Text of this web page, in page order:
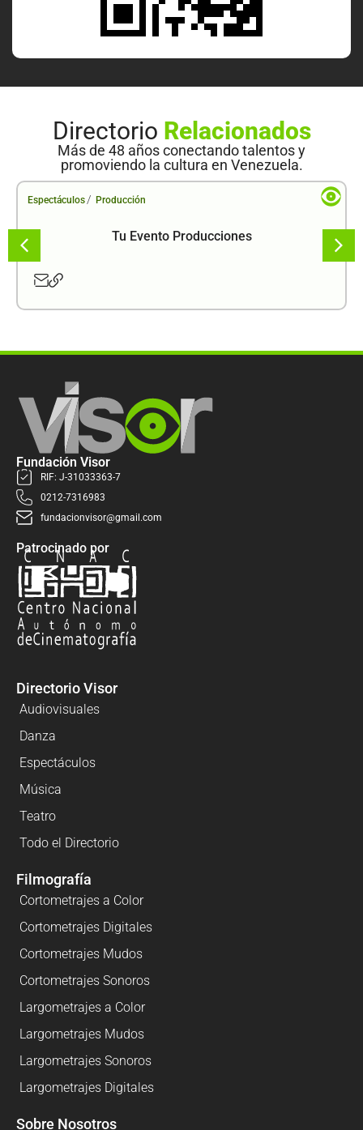
Directorio Relacionados
Más de 48 años conectando talentos y
promoviendo la cultura en Venezuela.
Espectáculos / Producción
Tu Evento Producciones
Fundación Visor
RIF: J-31033363-7
0212-7316983
fundacionvisor@gmail.com
Patrocinado por
Directorio Visor
Audiovisuales
Danza
Espectáculos
Música
Teatro
Todo el Directorio
Filmografía
Cortometrajes a Color
Cortometrajes Digitales
Cortometrajes Mudos
Cortometrajes Sonoros
Largometrajes a Color
Largometrajes Mudos
Largometrajes Sonoros
Largometrajes Digitales
Sobre Nosotros